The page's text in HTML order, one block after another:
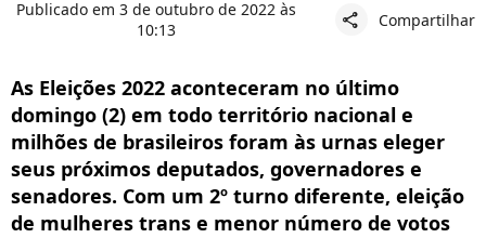
Publicado em 3 de outubro de 2022 às
10:13
share Compartilhar
As Eleições 2022 aconteceram no último
domingo (2) em todo território nacional e
milhões de brasileiros foram às urnas eleger
seus próximos deputados, governadores e
senadores. Com um 2º turno diferente, eleição
de mulheres trans e menor número de votos